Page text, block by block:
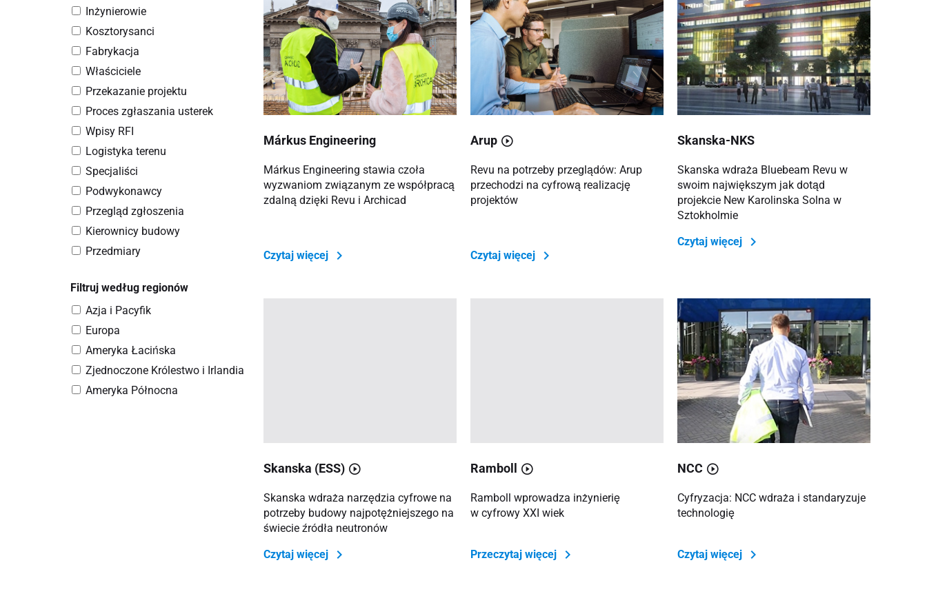
Inżynierowie
Kosztorysanci
Fabrykacja
Właściciele
Przekazanie projektu
Proces zgłaszania usterek
Wpisy RFI
Logistyka terenu
Specjaliści
Podwykonawcy
Przegląd zgłoszenia
Kierownicy budowy
Przedmiary
Filtruj według regionów
Azja i Pacyfik
Europa
Ameryka Łacińska
Zjednoczone Królestwo i Irlandia
Ameryka Północna
Márkus Engineering
Márkus Engineering stawia czoła
wyzwaniom związanym ze współpracą
zdalną dzięki Revu i Archicad
Czytaj więcej
Arup
Revu na potrzeby przeglądów: Arup
przechodzi na cyfrową realizację
projektów
Czytaj więcej
Skanska-NKS
Skanska wdraża Bluebeam Revu w
swoim największym jak dotąd
projekcie New Karolinska Solna w
Sztokholmie
Czytaj więcej
Skanska (ESS)
Skanska wdraża narzędzia cyfrowe na
potrzeby budowy najpotężniejszego na
świecie źródła neutronów
Czytaj więcej
Ramboll
Ramboll wprowadza inżynierię
w cyfrowy XXI wiek
Przeczytaj więcej
NCC
Cyfryzacja: NCC wdraża i standaryzuje
technologię
Czytaj więcej